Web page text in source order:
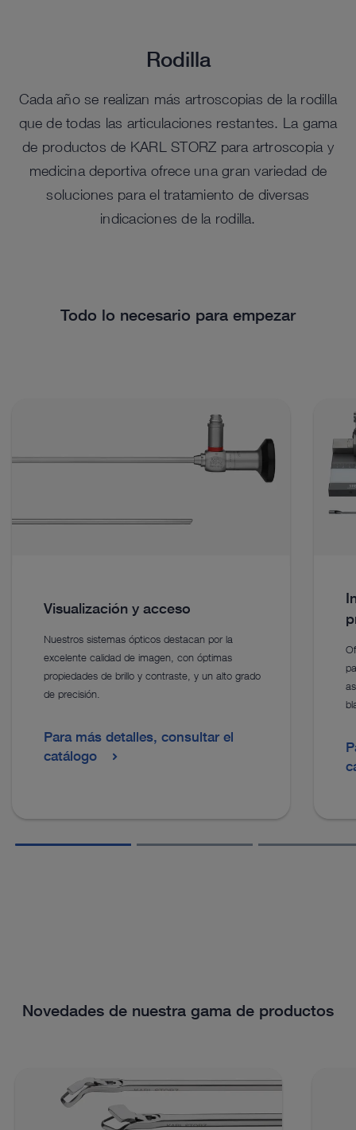
Rodilla
Cada año se realizan más artroscopias de la rodilla
que de todas las articulaciones restantes. La gama
de productos de KARL STORZ para artroscopia y
medicina deportiva ofrece una gran variedad de
soluciones para el tratamiento de diversas
indicaciones de la rodilla.
Todo lo necesario para empezar
Visualización y acceso
Nuestros sistemas ópticos destacan por la
excelente calidad de imagen, con óptimas
propiedades de brillo y contraste, y un alto grado
de precisión.
Para más detalles, consultar el
catálogo
Novedades de nuestra gama de productos